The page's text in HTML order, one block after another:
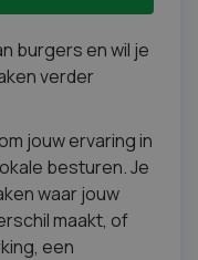
burgers en wil je
verder
jouw ervaring in
besturen. Je
waar jouw
maakt, of
een